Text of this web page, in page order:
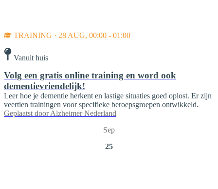
TRAINING · 28 AUG, 00:00 - 01:00
Vanuit huis
Volg een gratis online training en word ook
dementievriendelijk!
Leer hoe je dementie herkent en lastige situaties goed oplost. Er zijn
veertien trainingen voor specifieke beroepsgroepen ontwikkeld.
Geplaatst door Alzheimer Nederland
Sep
25